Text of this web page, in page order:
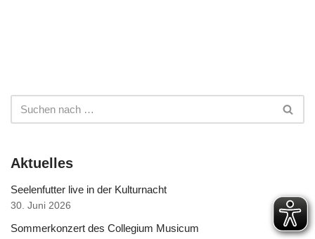
Aktuelles
Seelenfutter live in der Kulturnacht
30. Juni 2026
Sommerkonzert des Collegium Musicum